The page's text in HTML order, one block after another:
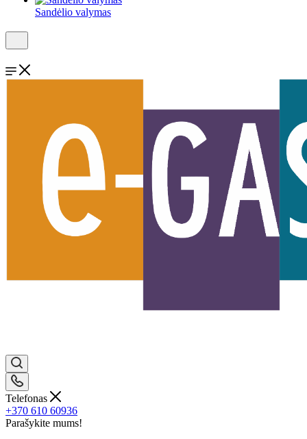
Sandėlio valymas
Telefonas
+370 610 60936
Parašykite mums!